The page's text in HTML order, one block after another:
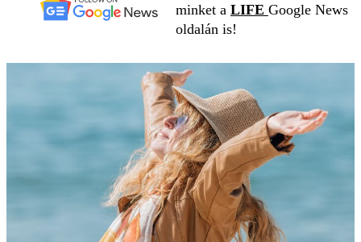
minket a LIFE Google News
oldalán is!